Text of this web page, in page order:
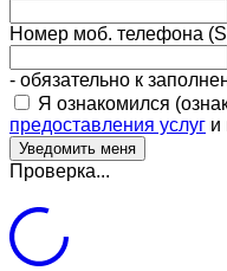
Номер моб. телефона
- обязательно к
Я ознакомился
предоставления услуг и
Проверка...